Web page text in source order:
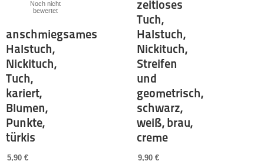
Noch nicht
bewertet
anschmiegsames
Halstuch,
Nickituch,
Tuch,
kariert,
Blumen,
Punkte,
türkis
5,90 €
zeitloses
Tuch,
Halstuch,
Nickituch,
Streifen
und
geometrisch,
schwarz,
weiß, brau,
creme
9,90 €